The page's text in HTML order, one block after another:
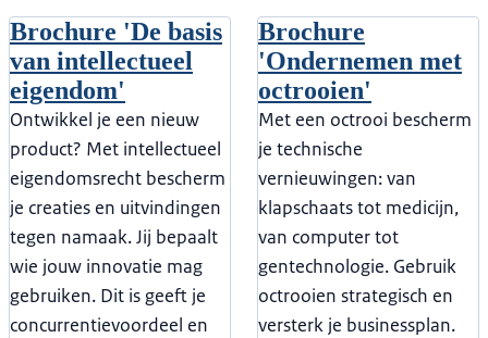
Brochure 'De basis
van intellectueel
eigendom'
Ontwikkel je een nieuw
product? Met intellectueel
eigendomsrecht bescherm
je creaties en uitvindingen
tegen namaak. Jij bepaalt
wie jouw innovatie mag
gebruiken. Dit is geeft je
concurrentievoordeel en
Brochure
'Ondernemen met
octrooien'
Met een octrooi bescherm
je technische
vernieuwingen: van
klapschaats tot medicijn,
van computer tot
gentechnologie. Gebruik
octrooien strategisch en
versterk je businessplan.